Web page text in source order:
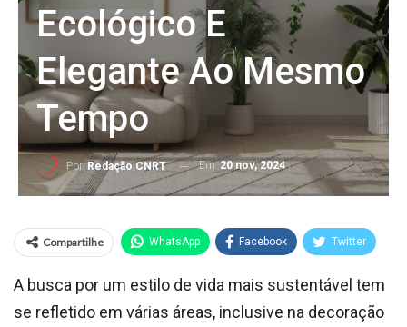
Ecológico E
Elegante Ao Mesmo
Tempo
PorRedação CNRT Em 20 nov, 2024
Compartilhe WhatsApp Facebook Twitter
A busca por um estilo de vida mais sustentável tem
se refletido em várias áreas, inclusive na decoração